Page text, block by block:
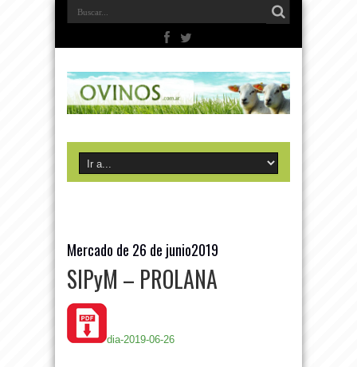
Mercado de 26 de junio2019
SIPyM – PROLANA
dia-2019-06-26